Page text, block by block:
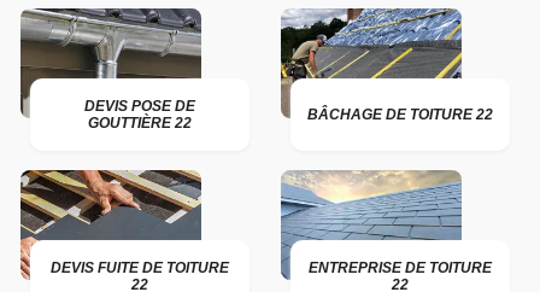
DEVIS POSE DE
GOUTTIÈRE 22
BÂCHAGE DE TOITURE 22
DEVIS FUITE DE TOITURE
22
ENTREPRISE DE TOITURE
22